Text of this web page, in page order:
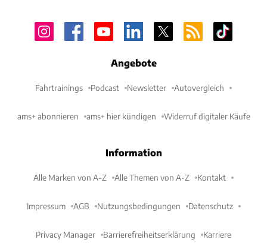
Angebote
Fahrtrainings Podcast Newsletter Autovergleich
ams+ abonnieren ams+ hier kündigen Widerruf digitaler Käufe
Information
Alle Marken von A-Z Alle Themen von A-Z Kontakt
Impressum AGB Nutzungsbedingungen Datenschutz
Privacy Manager Barrierefreiheitserklärung Karriere